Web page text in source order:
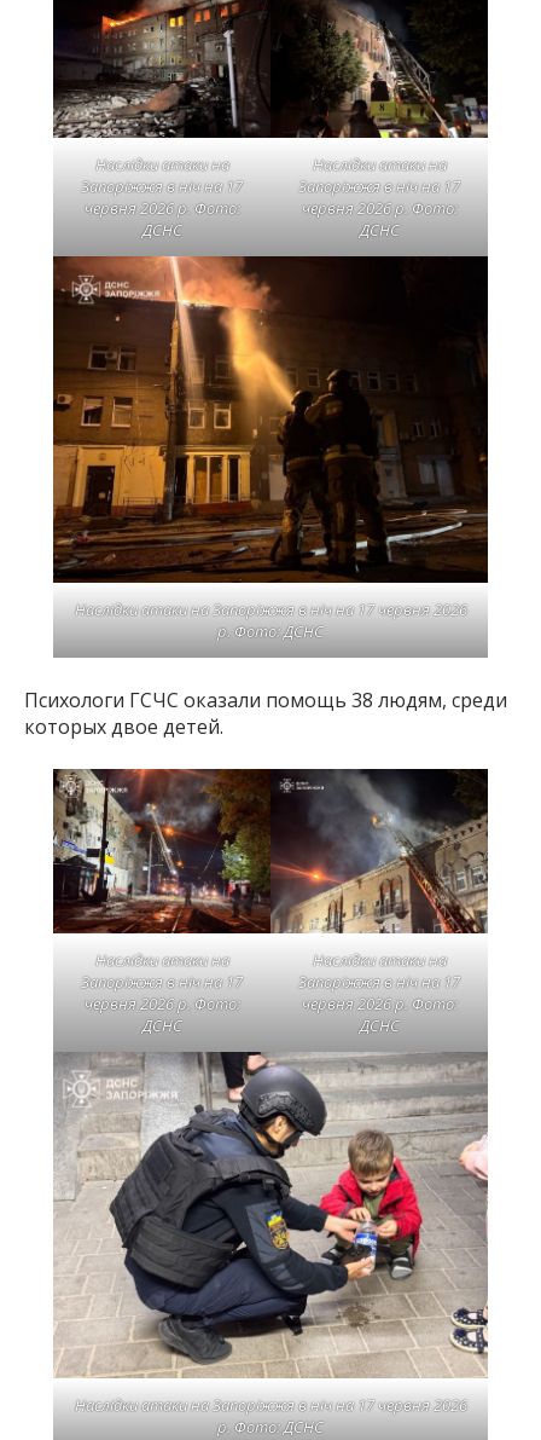
Наслідки атаки на
Запоріжжя в ніч на 17
червня 2026 р. Фото:
ДСНС
Наслідки атаки на
Запоріжжя в ніч на 17
червня 2026 р. Фото:
ДСНС
Наслідки атаки на Запоріжжя в ніч на 17 червня 2026
р. Фото: ДСНС
Психологи ГСЧС оказали помощь 38 людям, среди
которых двое детей.
Наслідки атаки на
Запоріжжя в ніч на 17
червня 2026 р. Фото:
ДСНС
Наслідки атаки на
Запоріжжя в ніч на 17
червня 2026 р. Фото:
ДСНС
Наслідки атаки на Запоріжжя в ніч на 17 червня 2026
р. Фото: ДСНС